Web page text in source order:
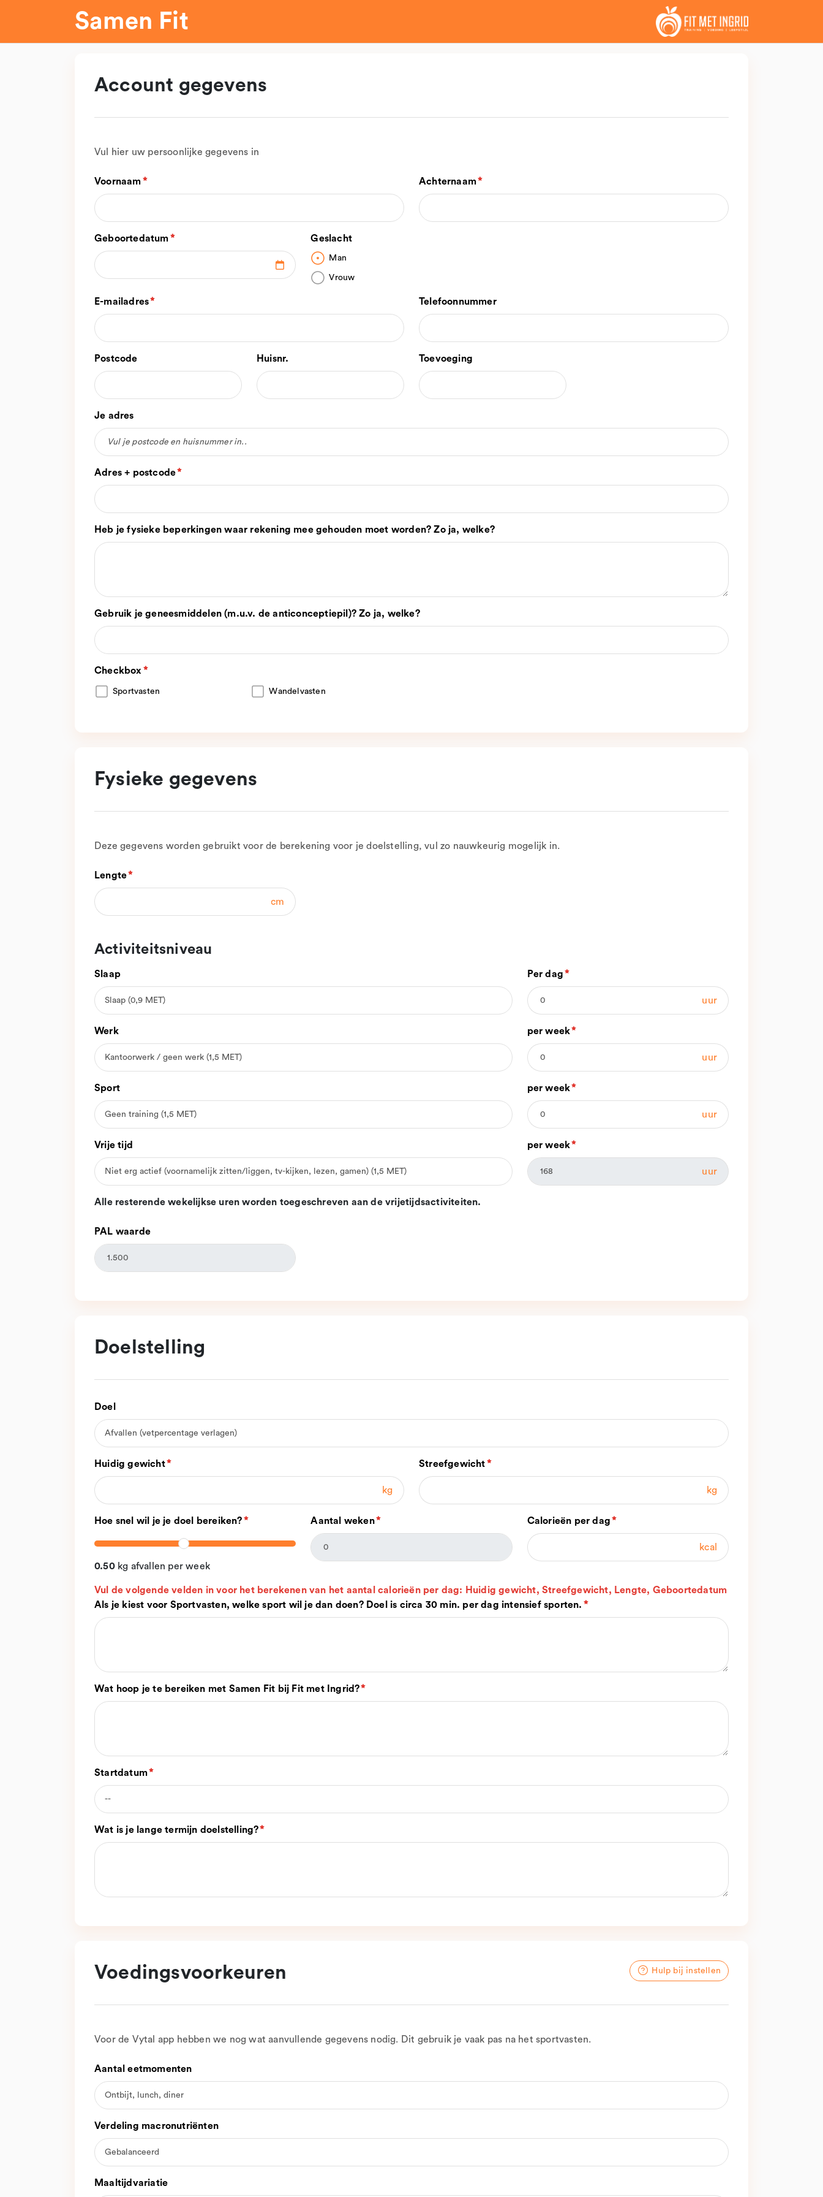
Samen Fit
Account gegevens
Vul hier uw persoonlijke gegevens in
Voornaam Achternaam
Geboortedatum Geslacht
Man
Vrouw
E-mailadres Telefoonnummer
Postcode Huisnr. Toevoeging
Je adres
Vul je postcode en huisnummer in..
Adres + postcode
Heb je fysieke beperkingen waar rekening mee gehouden moet worden? Zo ja, welke?
Gebruik je geneesmiddelen (m.u.v. de anticonceptiepil)? Zo ja, welke?
Checkbox
Sportvasten Wandelvasten
Fysieke gegevens
Deze gegevens worden gebruikt voor de berekening voor je doelstelling, vul zo nauwkeurig mogelijk in.
Lengte
cm
Activiteitsniveau
Slaap Per dag
uur
Werk per week
uur
Sport per week
uur
Vrije tijd per week
uur
Alle resterende wekelijkse uren worden toegeschreven aan de vrijetijdsactiviteiten.
PAL waarde
Doelstelling
Doel
Huidig gewicht
kg
Streefgewicht
kg
Hoe snel wil je je doel bereiken?
0.50kg afvallen per week
Aantal weken Calorieën per dag
kcal
Vul de volgende velden in voor het berekenen van het aantal calorieën per dag: Huidig gewicht, Streefgewicht, Lengte, Geboortedatum
Als je kiest voor Sportvasten, welke sport wil je dan doen? Doel is circa 30 min. per dag intensief sporten.
Wat hoop je te bereiken met Samen Fit bij Fit met Ingrid?
Startdatum
Wat is je lange termijn doelstelling?
Hulp bij instellen
Voedingsvoorkeuren
Voor de Vytal app hebben we nog wat aanvullende gegevens nodig. Dit gebruik je vaak pas na het sportvasten.
Aantal eetmomenten
Verdeling macronutriënten
Maaltijdvariatie